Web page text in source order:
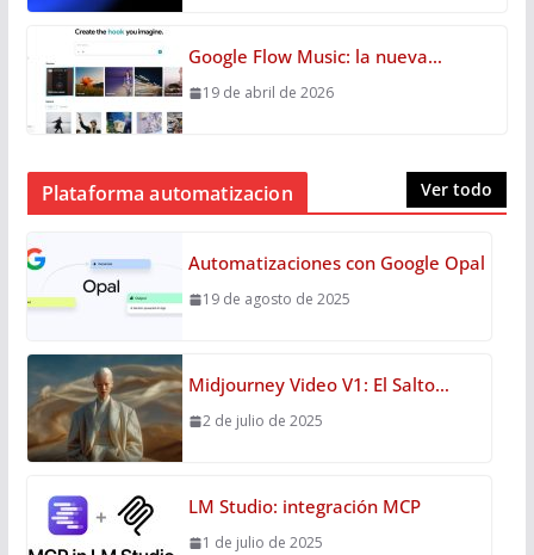
Google Flow Music: la nueva…
19 de abril de 2026
Plataforma automatizacion Ver todo
Automatizaciones con Google Opal
19 de agosto de 2025
Midjourney Video V1: El Salto…
2 de julio de 2025
LM Studio: integración MCP
1 de julio de 2025